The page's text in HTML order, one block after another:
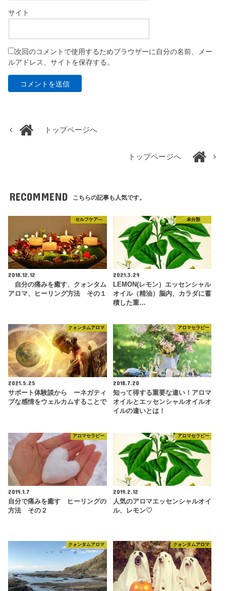
サイト
次回のコメントで使用するためブラウザーに自分の名前、メー
ルアドレス、サイトを保存する。
トップページへ
トップページへ
RECOMMEND こちらの記事も人気です。
セルフケア―
2018.12.12
自分の痛みを癒す、クォンタム
アロマ、ヒーリング方法 その１
未分類
2021.3.29
LEMON(レモン）エッセンシャル
オイル（精油）脳内、カラダに蓄
積した重…
クォンタムアロマ
2021.5.25
サポート体験談から ーネガティ
ブな感情をウェルカムすることで
アロマセラピー
2018.7.20
知って得する重要な違い！アロマ
オイルとエッセンシャルオイルオ
イルの違いとは！
アロマセラピー
2019.1.7
自分で痛みを癒す ヒーリングの
方法 その２
アロマセラピー
2019.2.12
人気のアロマエッセンシャルオイ
ル、レモン♡
クォンタムアロマ クォンタムアロマ